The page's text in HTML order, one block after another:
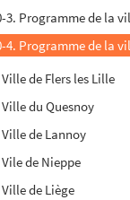
3. Programme de la
4. Programme de la
de Flers les Lille
du Quesnoy
de Lannoy
de Nieppe
de Liège